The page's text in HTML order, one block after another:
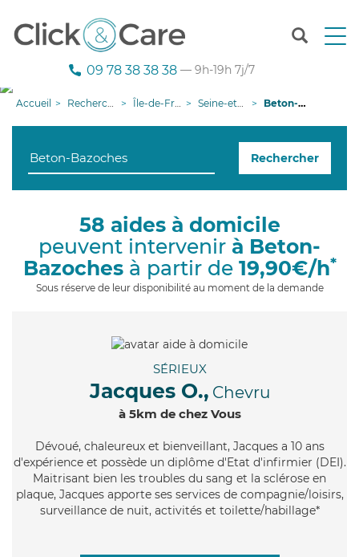
T
n
g
o
09 78 38 38 38 — 9h-19h 7j/7
Accueil Recherche aide à domicile Île-de-France Seine-et-Marne Beton-Bazoches
Rechercher
58 aides à domicile
peuvent intervenir à Beton-
Bazochesà partir de 19,90€/h*
Sous réserve de leur disponibilité au moment de la demande
SÉRIEUX
Jacques O., Chevru
à 5km de chez Vous
Dévoué, chaleureux et bienveillant, Jacques a 10 ans
d'expérience et possède un diplôme d'Etat d'infirmier (DEI).
Maitrisant bien les troubles du sang et la sclérose en
plaque, Jacques apporte ses services de compagnie/loisirs,
surveillance de nuit, activités et toilette/habillage*